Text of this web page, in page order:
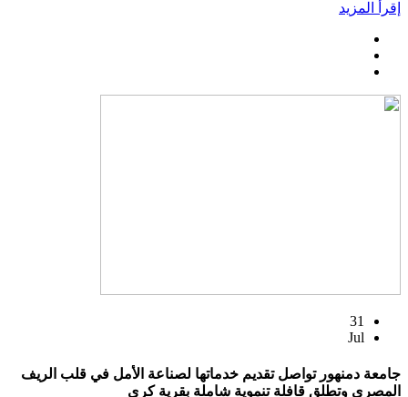
إقرأ المزيد
31
Jul
جامعة دمنهور تواصل تقديم خدماتها لصناعة الأمل في قلب الريف
المصري وتطلق قافلة تنموية شاملة بقرية كري